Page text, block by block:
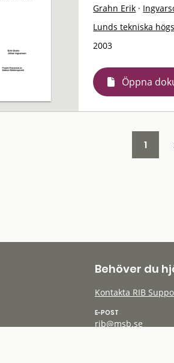
Grahn Erik ·
Lunds tekniska
2003
Öppna
1
Behöver du
Kontakta RIB
E-POST
rib@msb.se